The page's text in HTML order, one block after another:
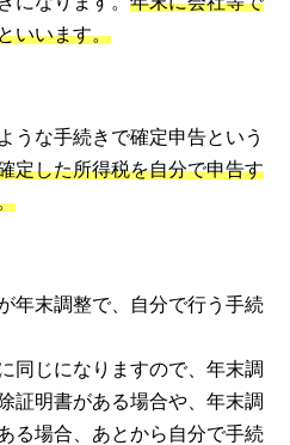
いいます。
うな手続きで確定申告という
定した所得税を自分で申告す
年末調整で、自分で行う手続
同じになりますので、年末調
証明書がある場合や、年末調
る場合、あとから自分で手続